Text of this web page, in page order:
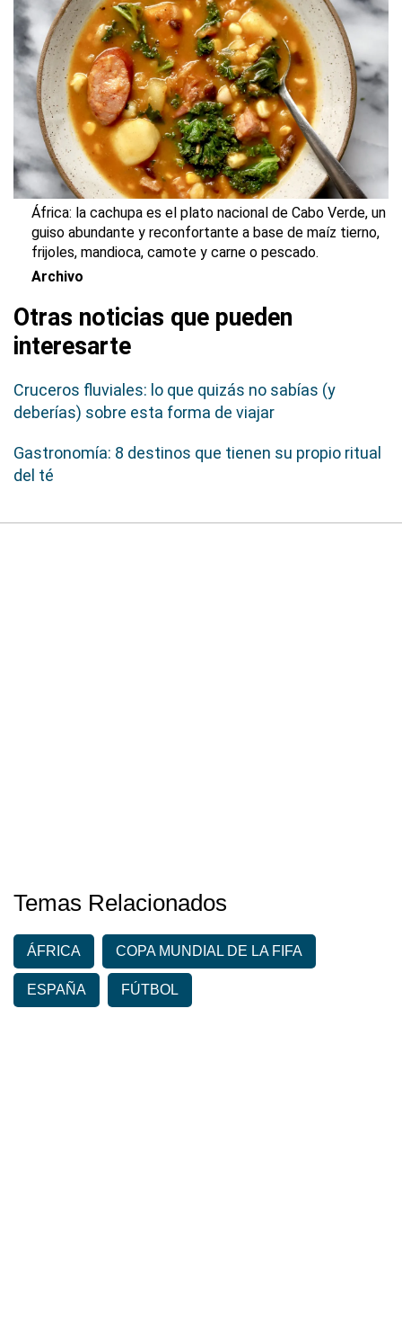
África: la cachupa es el plato nacional de Cabo Verde, un
guiso abundante y reconfortante a base de maíz tierno,
frijoles, mandioca, camote y carne o pescado.
Archivo
Otras noticias que pueden
interesarte
Cruceros fluviales: lo que quizás no sabías (y
deberías) sobre esta forma de viajar
Gastronomía: 8 destinos que tienen su propio ritual
del té
Temas Relacionados
ÁFRICA COPA MUNDIAL DE LA FIFA
ESPAÑA FÚTBOL